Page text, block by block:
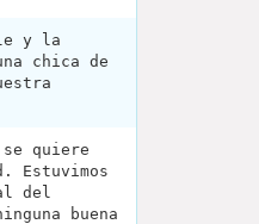
y la
chica de
quiere
Estuvimos
del
buena